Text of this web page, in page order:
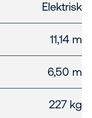
Elektrisk
11,14 m
6,50 m
227 kg